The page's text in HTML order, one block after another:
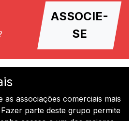
ASSOCIE-
SE
as associações comerciais mais
parte deste grupo permite